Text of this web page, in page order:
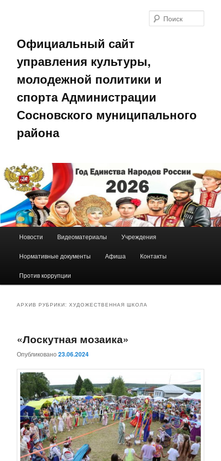
Официальный сайт
управления культуры,
молодежной политики и
спорта Администрации
Сосновского муниципального
района
Перейти
к
основному
содержимому
Перейти
к
дополнительному
содержимому
Новости Видеоматериалы Учреждения
Нормативные документы Афиша Контакты
Против коррупции
АРХИВ РУБРИКИ:ХУДОЖЕСТВЕННАЯ ШКОЛА
«Лоскутная мозаика»
Опубликовано23.06.2024